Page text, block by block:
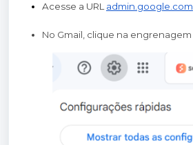
Acesse a URL admin.google.com
No Gmail, clique na engrenagem